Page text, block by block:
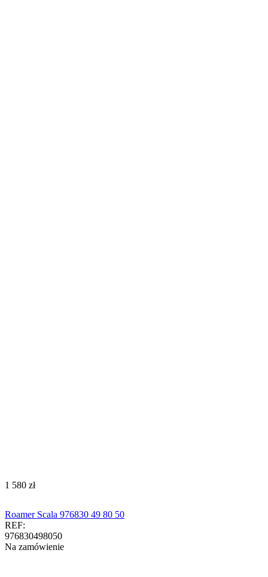
‍1 580‍ zł
Roamer Scala 976830 49 80 50
REF:
976830498050
Na zamówienie